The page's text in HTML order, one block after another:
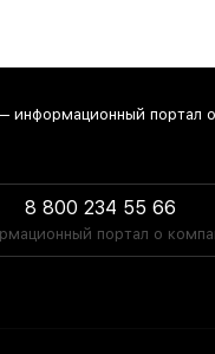
портал
8 800 234 55 66
портал о